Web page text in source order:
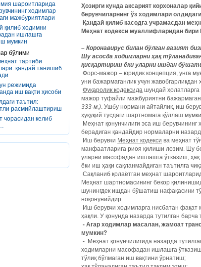
шароитларида
ходимлар
мажбуриятлари
қилиб ходимни
ишлашга
мумкин
бўлими
тартиби
қандай танишиб
режимида
иш вақти ҳисоби
таътил:
расмийлаштириш
чорасидан келиб
Ҳозирги кунда аксарият корхоналар
берувчиларнинг ўз ходимлари
Қандай қилиб касодга учрамасдан
Меҳнат кодекси муаллифларидан
– Коронавирус билан бўлган вазият
Шу асосда ходимларни ҳақ
қисқартириш ёки уларни ишдан
Форс-мажор – юридик концепция, унга
уни бажармаганлик учун
Фуқаролик кодексида шундай
мажор туфайли мажбуриятни
333-м.). Ушбу нормани айтайлик, иш
ҳуқуқий тусдаги шартномага қўллаш
Меҳнат қонунчилиги эса иш
берадиган қандайдир нормаларни
Иш берувчи Меҳнат кодекси ва меҳнат
манфаатларига риоя қилиши лозим. Шу
уларни масофадан ишлашга ўтказиш, ҳақ
ёки иш ҳақи сақланмайдиган таътилга
Сақланиб қолаётган меҳнат
Меҳнат шартномасининг бекор
шунингдек ишдан бўшатиш нафақасини
ноқонунийдир.
Иш берувчи ходимларга нисбатан фақат
ҳақли. У қонунда назарда тутилган
- Агар ходимлар масалан, жамоат
мумкин?
- Меҳнат қонунчилигида назарда
ходимларни масофадан ишлашга
тўлиқ бўлмаган иш вақтини ўрнатиш;